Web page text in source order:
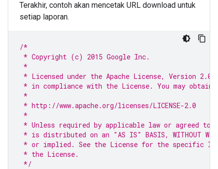
Terakhir, contoh akan mencetak URL download untuk
setiap laporan.
/*
* Copyright (c) 2015 Google Inc.
*
* Licensed under the Apache License, Version
* in compliance with the License. You may
*
* http://www.apache.org/licenses/LICENSE-2.0
*
* Unless required by applicable law or agreed
* is distributed on an "AS IS" BASIS, WITHOUT
* or implied. See the License for the specific
* the License.
*/